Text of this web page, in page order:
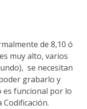
de 8,10 ó
muy alto, varios
se necesitan
grabarlo y
es funcional por lo